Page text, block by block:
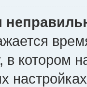
в котором